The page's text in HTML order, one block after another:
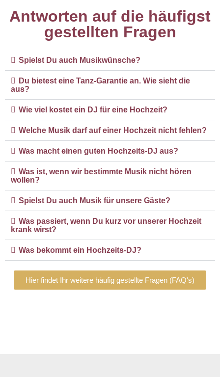
Antworten auf die häufigst
gestellten Fragen
Spielst Du auch Musikwünsche?
Du bietest eine Tanz-Garantie an. Wie sieht die
aus?
Wie viel kostet ein DJ für eine Hochzeit?
Welche Musik darf auf einer Hochzeit nicht fehlen?
Was macht einen guten Hochzeits-DJ aus?
Was ist, wenn wir bestimmte Musik nicht hören
wollen?
Spielst Du auch Musik für unsere Gäste?
Was passiert, wenn Du kurz vor unserer Hochzeit
krank wirst?
Was bekommt ein Hochzeits-DJ?
Hier findet Ihr weitere häufig gestellte Fragen (FAQ's)